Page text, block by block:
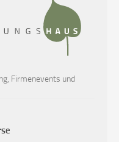
Firmenevents und